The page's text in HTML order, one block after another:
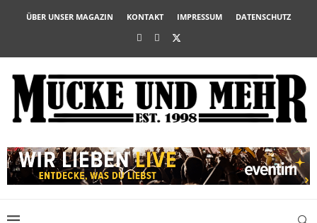
ÜBER UNSER MAGAZIN KONTAKT IMPRESSUM DATENSCHUTZ